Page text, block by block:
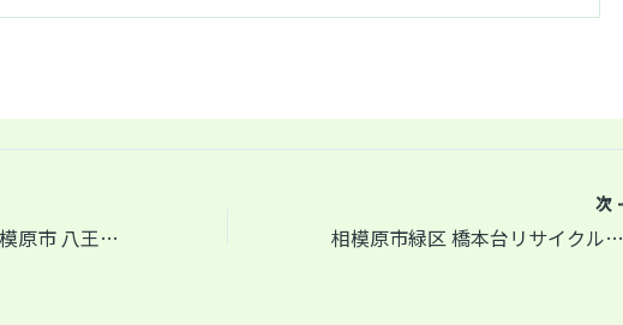
和太鼓 出張買取！相模原市 八王子市 町田市
次
相模原市緑区 橋本台リサイクルスクエア 市民からのダイニングセットの配達依頼！